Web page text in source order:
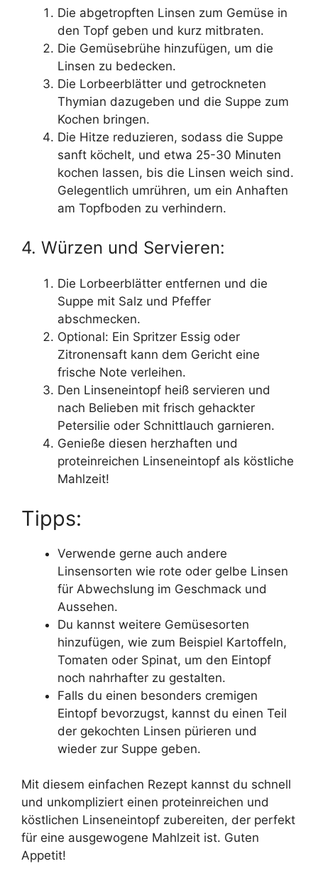
Die abgetropften Linsen zum Gemüse in
den Topf geben und kurz mitbraten.
Die Gemüsebrühe hinzufügen, um die
Linsen zu bedecken.
Die Lorbeerblätter und getrockneten
Thymian dazugeben und die Suppe zum
Kochen bringen.
Die Hitze reduzieren, sodass die Suppe
sanft köchelt, und etwa 25-30 Minuten
kochen lassen, bis die Linsen weich sind.
Gelegentlich umrühren, um ein Anhaften
am Topfboden zu verhindern.
4. Würzen und Servieren:
Die Lorbeerblätter entfernen und die
Suppe mit Salz und Pfeffer
abschmecken.
Optional: Ein Spritzer Essig oder
Zitronensaft kann dem Gericht eine
frische Note verleihen.
Den Linseneintopf heiß servieren und
nach Belieben mit frisch gehackter
Petersilie oder Schnittlauch garnieren.
Genieße diesen herzhaften und
proteinreichen Linseneintopf als köstliche
Mahlzeit!
Tipps:
Verwende gerne auch andere
Linsensorten wie rote oder gelbe Linsen
für Abwechslung im Geschmack und
Aussehen.
Du kannst weitere Gemüsesorten
hinzufügen, wie zum Beispiel Kartoffeln,
Tomaten oder Spinat, um den Eintopf
noch nahrhafter zu gestalten.
Falls du einen besonders cremigen
Eintopf bevorzugst, kannst du einen Teil
der gekochten Linsen pürieren und
wieder zur Suppe geben.
Mit diesem einfachen Rezept kannst du schnell
und unkompliziert einen proteinreichen und
köstlichen Linseneintopf zubereiten, der perfekt
für eine ausgewogene Mahlzeit ist. Guten
Appetit!